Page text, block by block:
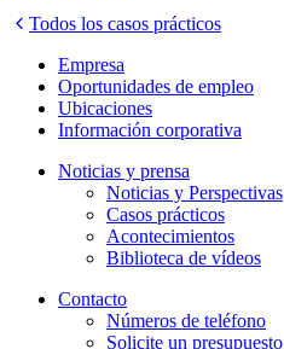
Todos los casos prácticos
Empresa
Oportunidades de empleo
Ubicaciones
Información corporativa
Noticias y prensa
Noticias y Perspectivas
Casos prácticos
Acontecimientos
Biblioteca de vídeos
Contacto
Números de teléfono
Solicite un presupuesto